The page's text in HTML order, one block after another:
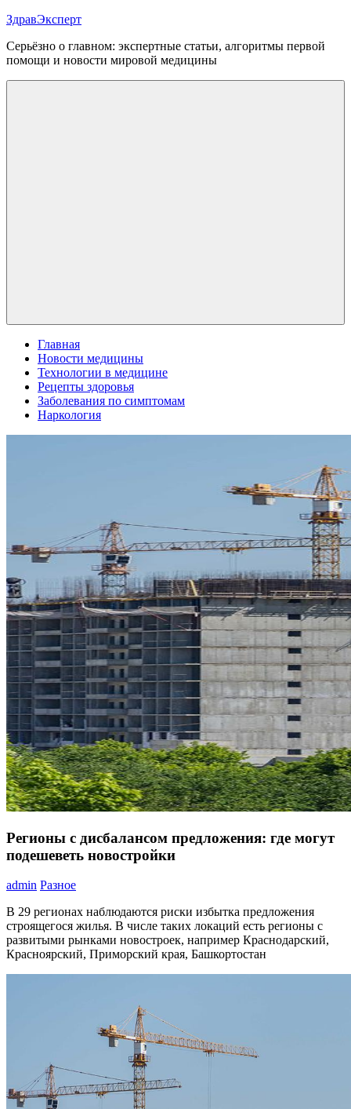
Перейти
содержимому
ЗдравЭксперт
Серьёзно о главном: экспертные статьи, алгоритмы первой
помощи и новости мировой медицины
Главная
Новости медицины
Технологии в медицине
Рецепты здоровья
Заболевания по симптомам
Наркология
Регионы с дисбалансом предложения: где могут
подешеветь новостройки
admin Разное
В 29 регионах наблюдаются риски избытка предложения
строящегося жилья. В числе таких локаций есть регионы с
развитыми рынками новостроек, например Краснодарский,
Красноярский, Приморский края, Башкортостан